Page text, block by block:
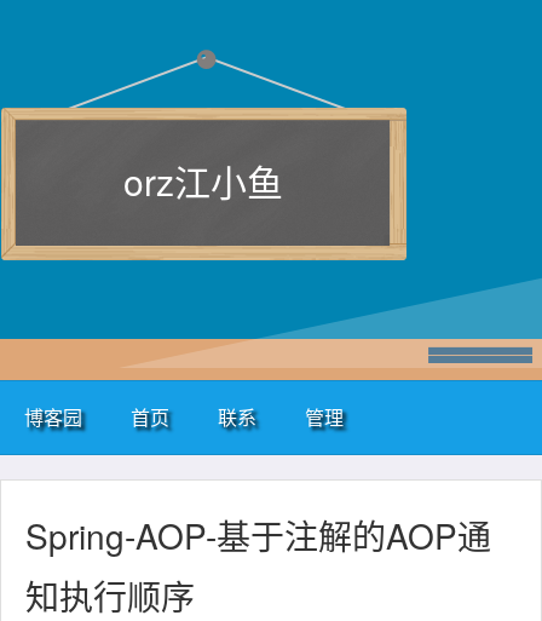
orz江小鱼
博客园 首页 联系 管理
Spring-AOP-基于注解的AOP通
知执行顺序